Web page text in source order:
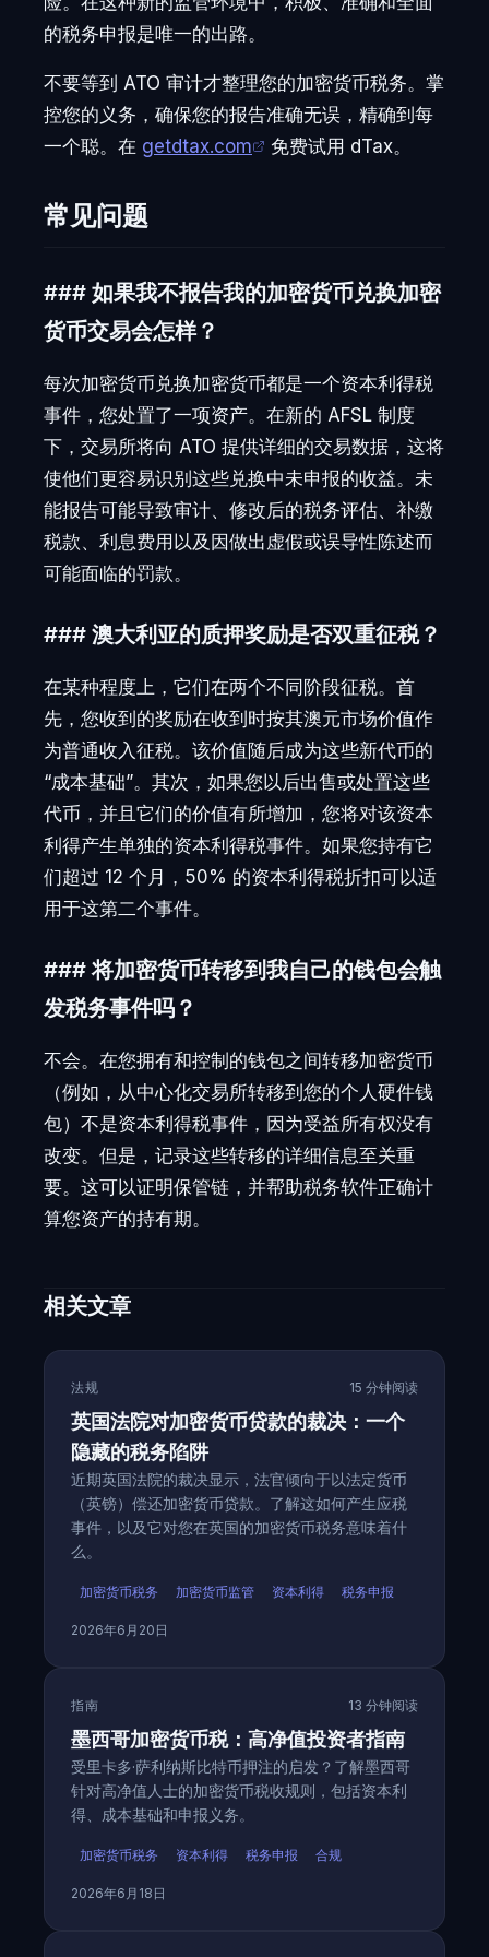
的税务申报是唯一的出路。
不要等到 ATO 审计才整理您的加密货币税务。掌
控您的义务，确保您的报告准确无误，精确到每
一个聪。在 getdtax.com 免费试用 dTax。
常见问题
### 如果我不报告我的加密货币兑换加密
货币交易会怎样？
每次加密货币兑换加密货币都是一个资本利得税
事件，您处置了一项资产。在新的 AFSL 制度
下，交易所将向 ATO 提供详细的交易数据，这将
使他们更容易识别这些兑换中未申报的收益。未
能报告可能导致审计、修改后的税务评估、补缴
税款、利息费用以及因做出虚假或误导性陈述而
可能面临的罚款。
### 澳大利亚的质押奖励是否双重征税？
在某种程度上，它们在两个不同阶段征税。首
先，您收到的奖励在收到时按其澳元市场价值作
为普通收入征税。该价值随后成为这些新代币的
“成本基础”。其次，如果您以后出售或处置这些
代币，并且它们的价值有所增加，您将对该资本
利得产生单独的资本利得税事件。如果您持有它
们超过 12 个月，50% 的资本利得税折扣可以适
用于这第二个事件。
### 将加密货币转移到我自己的钱包会触
发税务事件吗？
不会。在您拥有和控制的钱包之间转移加密货币
（例如，从中心化交易所转移到您的个人硬件钱
包）不是资本利得税事件，因为受益所有权没有
改变。但是，记录这些转移的详细信息至关重
要。这可以证明保管链，并帮助税务软件正确计
算您资产的持有期。
相关文章
法规 15 分钟阅读
英国法院对加密货币贷款的裁决：一个
隐藏的税务陷阱
近期英国法院的裁决显示，法官倾向于以法定货币
（英镑）偿还加密货币贷款。了解这如何产生应税
事件，以及它对您在英国的加密货币税务意味着什
么。
加密货币税务 加密货币监管 资本利得 税务申报
2026年6月20日
指南 13 分钟阅读
墨西哥加密货币税：高净值投资者指南
受里卡多·萨利纳斯比特币押注的启发？了解墨西哥
针对高净值人士的加密货币税收规则，包括资本利
得、成本基础和申报义务。
加密货币税务 资本利得 税务申报 合规
2026年6月18日